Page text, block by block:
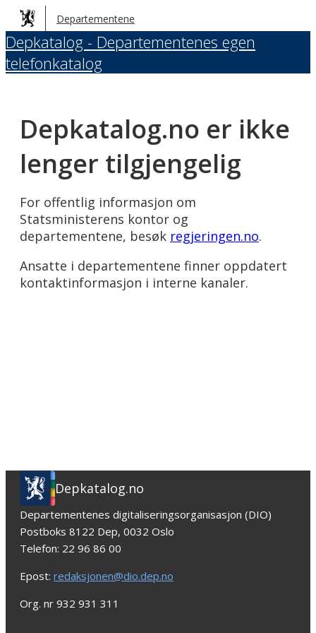
Hopp
til
hovedinnhold
Departementene
Depkatalog - Departementenes egen
telefonkatalog
Depkatalog.no er ikke
lenger tilgjengelig
For offentlig informasjon om
Statsministerens kontor og
departementene, besøk regjeringen.no.
Ansatte i departementene finner oppdatert
kontaktinformasjon i interne kanaler.
Depkatalog.no
Departementenes digitaliseringsorganisasjon (DIO)
Postboks 8122 Dep, 0032 Oslo
Telefon: 22 96 86 00
Epost: redaksjonen@dio.dep.no
Org. nr 932 931 311